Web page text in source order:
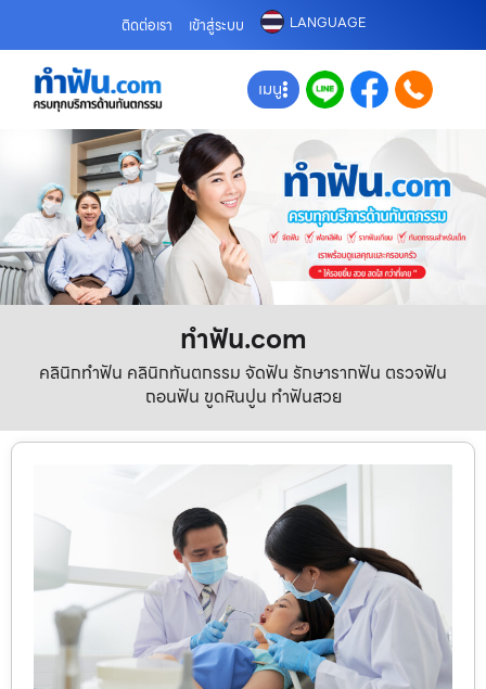
ติดต่อเรา เข้าสู่ระบบ LANGUAGE
เมนู
ทําฟัน.com
คลินิกทำฟัน คลินิกทันตกรรม จัดฟัน รักษารากฟัน ตรวจฟัน
ถอนฟัน ขูดหินปูน ทำฟันสวย